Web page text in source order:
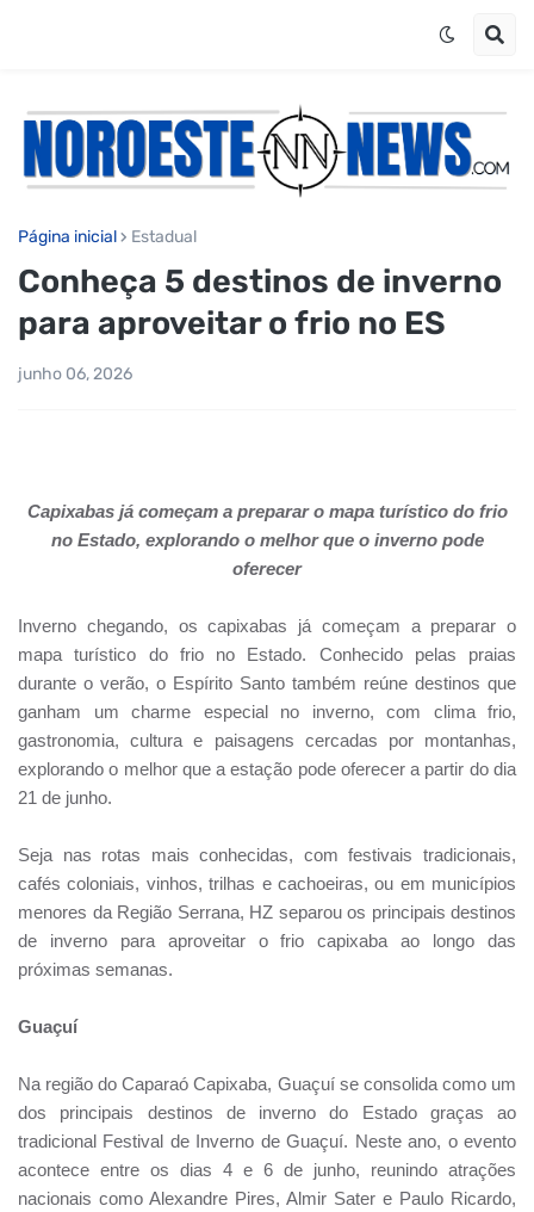
Página inicial Estadual
Conheça 5 destinos de inverno
para aproveitar o frio no ES
junho 06, 2026
Capixabas já começam a preparar o mapa turístico do frio
no Estado, explorando o melhor que o inverno pode
oferecer
Inverno chegando, os capixabas já começam a preparar o
mapa turístico do frio no Estado. Conhecido pelas praias
durante o verão, o Espírito Santo também reúne destinos que
ganham um charme especial no inverno, com clima frio,
gastronomia, cultura e paisagens cercadas por montanhas,
explorando o melhor que a estação pode oferecer a partir do dia
21 de junho.
Seja nas rotas mais conhecidas, com festivais tradicionais,
cafés coloniais, vinhos, trilhas e cachoeiras, ou em municípios
menores da Região Serrana, HZ separou os principais destinos
de inverno para aproveitar o frio capixaba ao longo das
próximas semanas.
Guaçuí
Na região do Caparaó Capixaba, Guaçuí se consolida como um
dos principais destinos de inverno do Estado graças ao
tradicional Festival de Inverno de Guaçuí. Neste ano, o evento
acontece entre os dias 4 e 6 de junho, reunindo atrações
nacionais como Alexandre Pires, Almir Sater e Paulo Ricardo,